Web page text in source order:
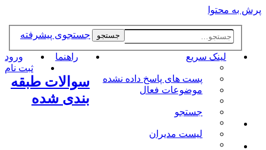
پرش به محتوا
جستجو جستجوی پیشرفته
لینک سریع
پست های پاسخ داده نشده
موضوعات فعال
جستجو
لیست مدیران
راهنما
ورود
ثبت نام
سوالات طبقه
بندی شده